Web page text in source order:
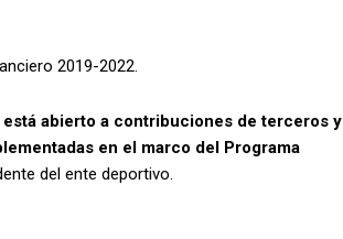
2019-2022.
abierto a contribuciones de terceros y
en el marco del Programa
del ente deportivo.